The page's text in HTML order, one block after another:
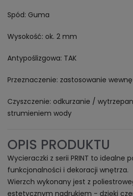
Spód: Guma
Wysokość: ok. 2 mm
Antypoślizgowa: TAK
Przeznaczenie: zastosowanie
Czyszczenie: odkurzanie /
strumieniem wody
OPIS PRODUKTU
Wycieraczki z serii PRINT to idealne
funkcjonalności i dekoracji wnętrza.
Wierzch wykonany jest z
estetycznym nadrukiem - dzięki